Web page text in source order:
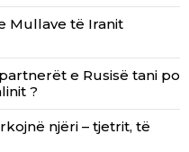
Mullave të Iranit
e Rusisë tani po
?
njëri – tjetrit, të